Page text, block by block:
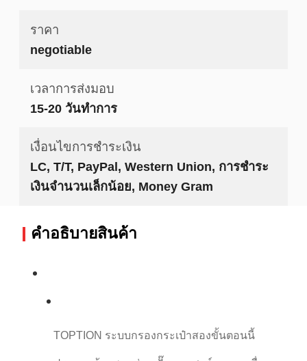
ราคา
negotiable
เวลาการส่งมอบ
15-20 วันทำการ
เงื่อนไขการชำระเงิน
LC, T/T, PayPal, Western Union, การชำระ
เงินจำนวนเล็กน้อย, Money Gram
คําอธิบายสินค้า
TOPTION ระบบกรองกระเป๋าสองขั้นตอนนี้